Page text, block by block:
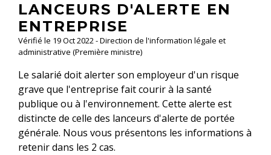
LANCEURS D'ALERTE EN
ENTREPRISE
Vérifié le 19 Oct 2022 - Direction de l'information légale et
administrative (Première ministre)
Le salarié doit alerter son employeur d'un risque
grave que l'entreprise fait courir à la santé
publique ou à l'environnement. Cette alerte est
distincte de celle des lanceurs d'alerte de portée
générale. Nous vous présentons les informations à
retenir dans les 2 cas.